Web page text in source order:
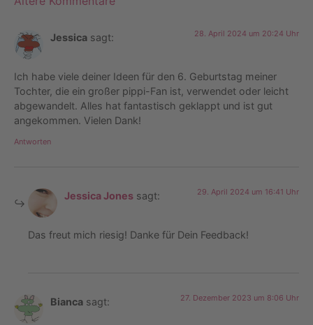
Jessica sagt: 28. April 2024 um 20:24 Uhr
Ich habe viele deiner Ideen für den 6. Geburtstag meiner
Tochter, die ein großer pippi-Fan ist, verwendet oder leicht
abgewandelt. Alles hat fantastisch geklappt und ist gut
angekommen. Vielen Dank!
Antworten
Jessica Jones sagt: 29. April 2024 um 16:41 Uhr
Das freut mich riesig! Danke für Dein Feedback!
Bianca sagt: 27. Dezember 2023 um 8:06 Uhr